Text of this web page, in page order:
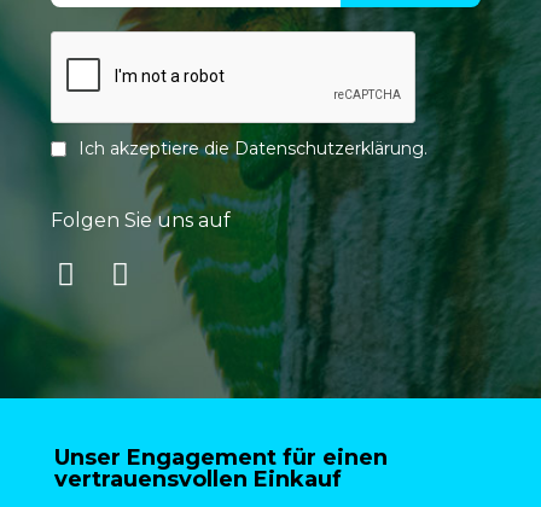
Ich akzeptiere dieDatenschutzerklärung.
Folgen Sie uns auf
Unser Engagement für einen
vertrauensvollen Einkauf